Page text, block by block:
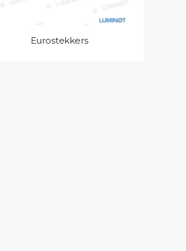
Eurostekkers